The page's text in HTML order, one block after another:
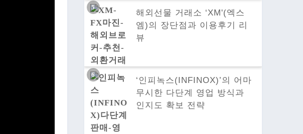
해외선물 거래소 ‘XM'(엑스
엠)의 장단점과 이용후기 리
뷰
‘인피녹스(INFINOX)’의 어마
무시한 다단계 영업 방식과
인지도 확보 전략